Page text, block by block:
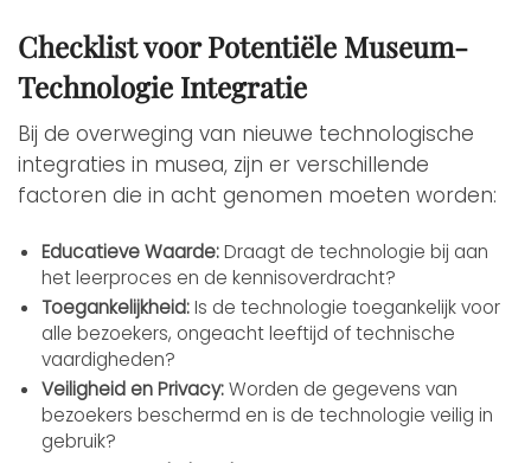
Checklist voor Potentiële Museum-
Technologie Integratie
Bij de overweging van nieuwe technologische
integraties in musea, zijn er verschillende
factoren die in acht genomen moeten worden:
Educatieve Waarde:Draagt de technologie bij aan
het leerproces en de kennisoverdracht?
Toegankelijkheid:Is de technologie toegankelijk voor
alle bezoekers, ongeacht leeftijd of technische
vaardigheden?
Veiligheid en Privacy:Worden de gegevens van
bezoekers beschermd en is de technologie veilig in
gebruik?